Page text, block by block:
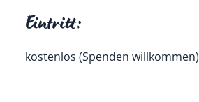
Eintritt:
kostenlos (Spenden willkommen)